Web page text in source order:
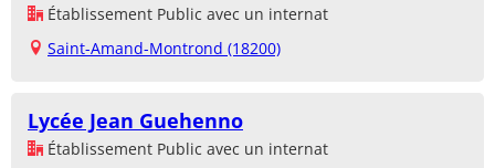
Établissement Public avec un internat
Saint-Amand-Montrond (18200)
Lycée Jean Guehenno
Établissement Public avec un internat